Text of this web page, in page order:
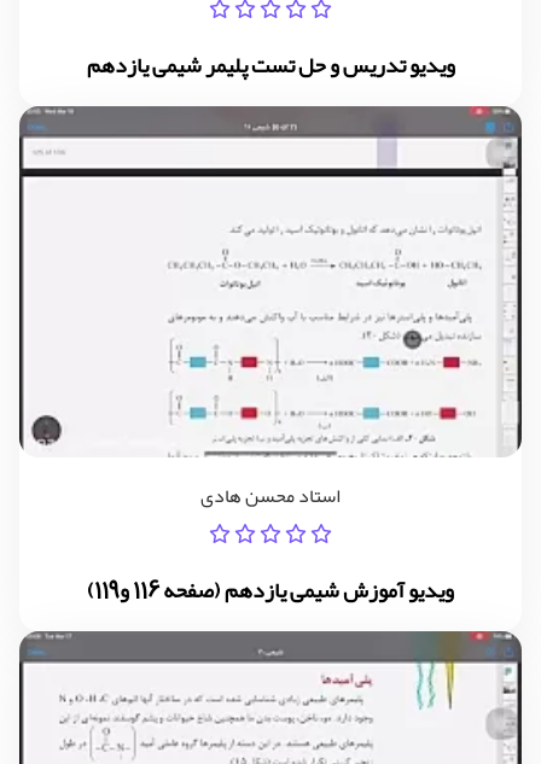
ویدیو تدریس و حل تست پلیمر شیمی یازدهم
استاد محسن هادی
ویدیو آموزش شیمی یازدهم (صفحه 116 و119)